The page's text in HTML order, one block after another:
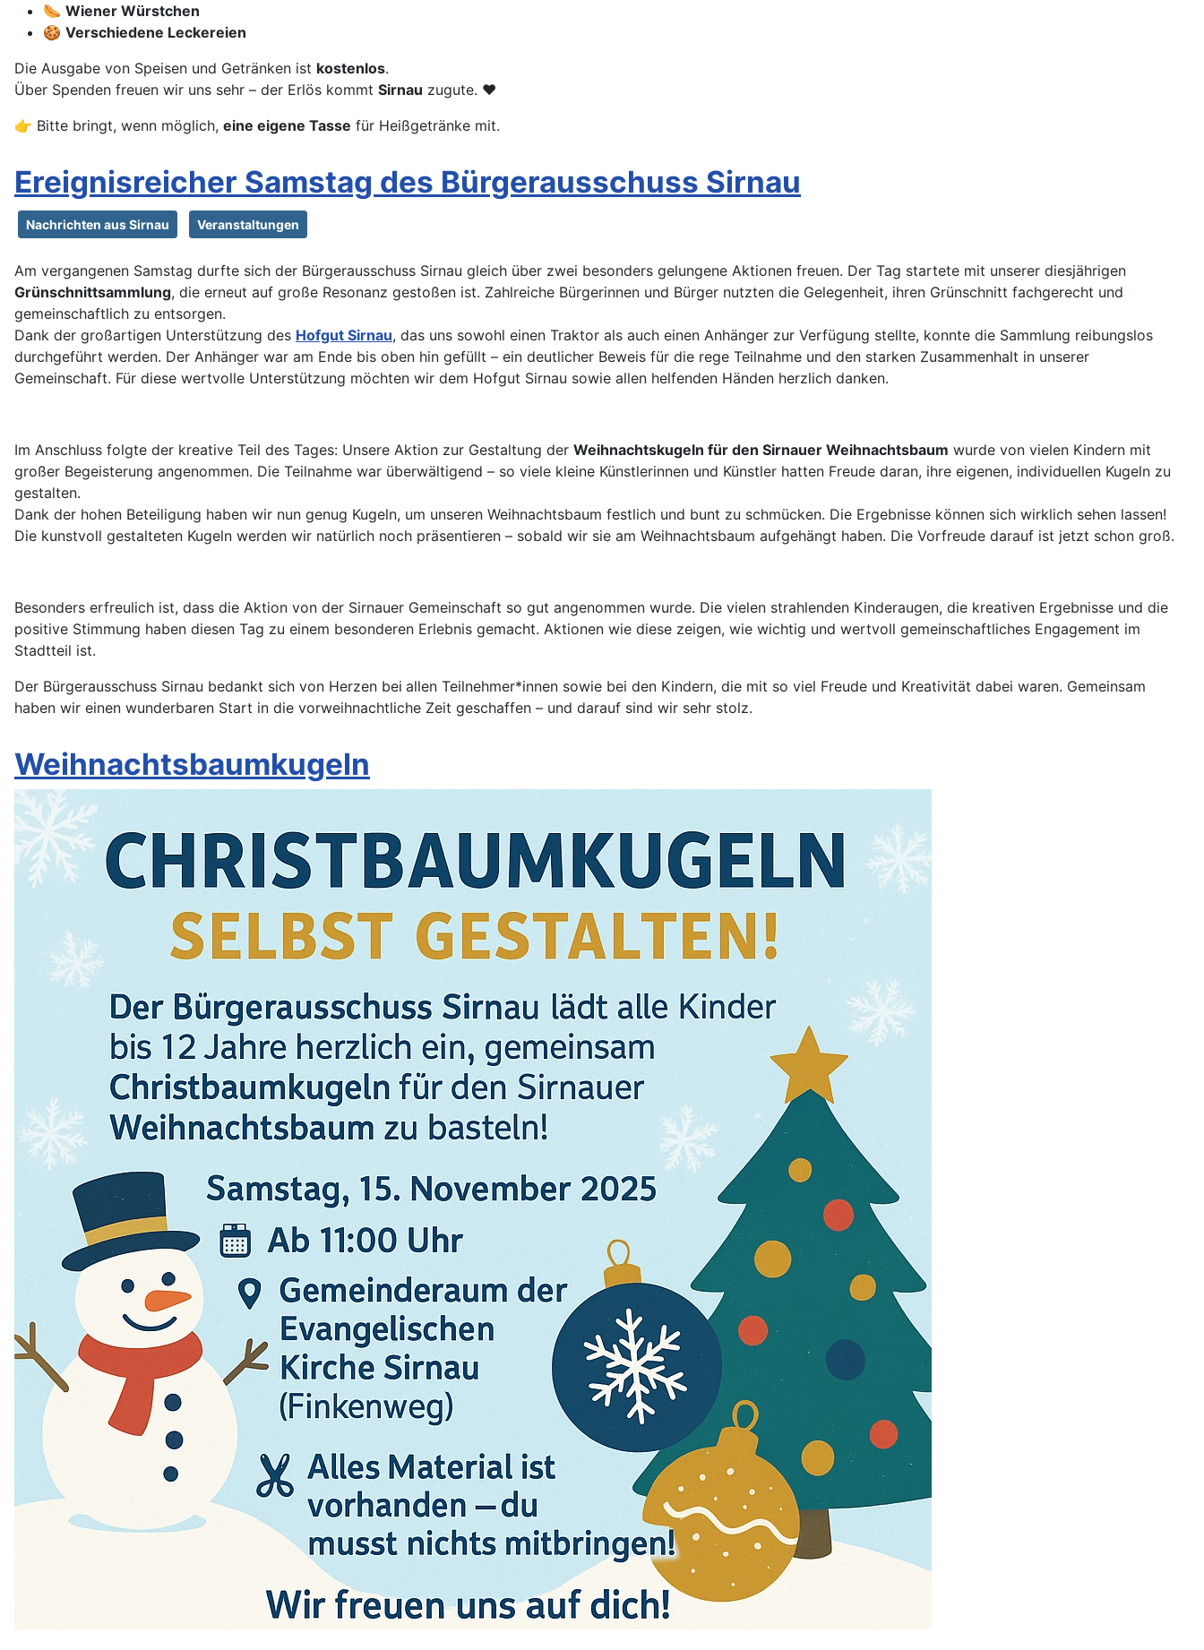
🌭 Wiener Würstchen
🍪 Verschiedene Leckereien
Die Ausgabe von Speisen und Getränken ist kostenlos.
Über Spenden freuen wir uns sehr – der Erlös kommt Sirnau zugute. ❤️
👉 Bitte bringt, wenn möglich, eine eigene Tasse für Heißgetränke mit.
Ereignisreicher Samstag des Bürgerausschuss Sirnau
Nachrichten aus Sirnau Veranstaltungen
Am vergangenen Samstag durfte sich der Bürgerausschuss Sirnau gleich über zwei besonders gelungene Aktionen freuen. Der Tag startete mit unserer diesjährigen
Grünschnittsammlung, die erneut auf große Resonanz gestoßen ist. Zahlreiche Bürgerinnen und Bürger nutzten die Gelegenheit, ihren Grünschnitt fachgerecht und
gemeinschaftlich zu entsorgen.
Dank der großartigen Unterstützung des Hofgut Sirnau, das uns sowohl einen Traktor als auch einen Anhänger zur Verfügung stellte, konnte die Sammlung reibungslos
durchgeführt werden. Der Anhänger war am Ende bis oben hin gefüllt – ein deutlicher Beweis für die rege Teilnahme und den starken Zusammenhalt in unserer
Gemeinschaft. Für diese wertvolle Unterstützung möchten wir dem Hofgut Sirnau sowie allen helfenden Händen herzlich danken.
Im Anschluss folgte der kreative Teil des Tages: Unsere Aktion zur Gestaltung der Weihnachtskugeln für den Sirnauer Weihnachtsbaum wurde von vielen Kindern mit
großer Begeisterung angenommen. Die Teilnahme war überwältigend – so viele kleine Künstlerinnen und Künstler hatten Freude daran, ihre eigenen, individuellen Kugeln zu
gestalten.
Dank der hohen Beteiligung haben wir nun genug Kugeln, um unseren Weihnachtsbaum festlich und bunt zu schmücken. Die Ergebnisse können sich wirklich sehen lassen!
Die kunstvoll gestalteten Kugeln werden wir natürlich noch präsentieren – sobald wir sie am Weihnachtsbaum aufgehängt haben. Die Vorfreude darauf ist jetzt schon groß.
Besonders erfreulich ist, dass die Aktion von der Sirnauer Gemeinschaft so gut angenommen wurde. Die vielen strahlenden Kinderaugen, die kreativen Ergebnisse und die
positive Stimmung haben diesen Tag zu einem besonderen Erlebnis gemacht. Aktionen wie diese zeigen, wie wichtig und wertvoll gemeinschaftliches Engagement im
Stadtteil ist.
Der Bürgerausschuss Sirnau bedankt sich von Herzen bei allen Teilnehmer*innen sowie bei den Kindern, die mit so viel Freude und Kreativität dabei waren. Gemeinsam
haben wir einen wunderbaren Start in die vorweihnachtliche Zeit geschaffen – und darauf sind wir sehr stolz.
Weihnachtsbaumkugeln